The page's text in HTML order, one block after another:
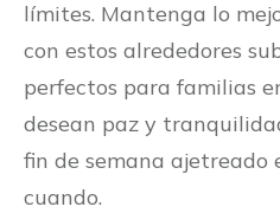
límites. Mantenga lo
con estos alrededores
perfectos para familias
desean paz y
fin de semana ajetreado
cuando.